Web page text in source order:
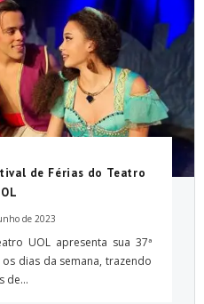
de Férias do Teatro
de 2023
UOL apresenta sua 37ª
dias da semana, trazendo
de...